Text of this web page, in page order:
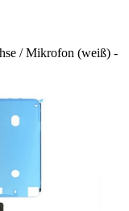
/ Mikrofon (weiß) -